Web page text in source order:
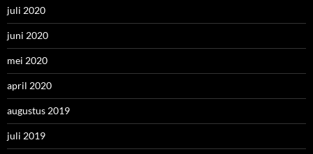
juli 2020
juni 2020
mei 2020
april 2020
augustus 2019
juli 2019